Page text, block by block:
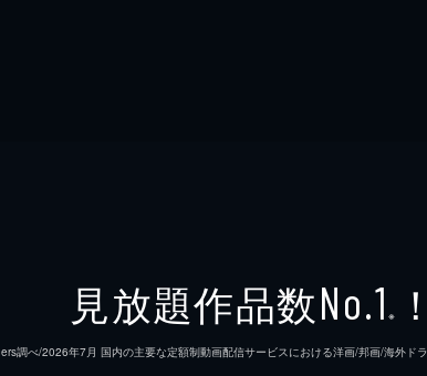
見放題作品数No.1 ※ ！
調べ/2026年7⽉ 国内の主要な定額制動画配信サービスにおける洋画/邦画/海外ド